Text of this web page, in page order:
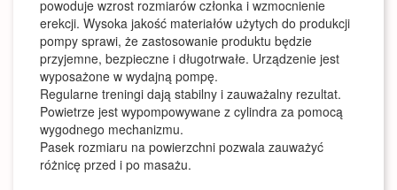
powoduje wzrost rozmiarów członka i wzmocnienie
erekcji. Wysoka jakość materiałów użytych do produkcji
pompy sprawi, że zastosowanie produktu będzie
przyjemne, bezpieczne i długotrwałe. Urządzenie jest
wyposażone w wydajną pompę.
Regularne treningi dają stabilny i zauważalny rezultat.
Powietrze jest wypompowywane z cylindra za pomocą
wygodnego mechanizmu.
Pasek rozmiaru na powierzchni pozwala zauważyć
różnicę przed i po masażu.